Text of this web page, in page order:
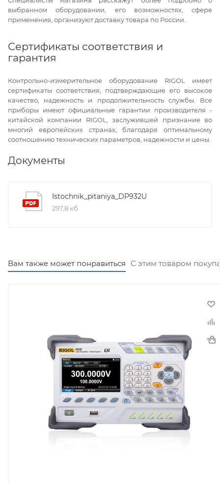
выбранном оборудовании, его возможностях, сфере
применения, организуют доставку товара по России.
Сертификаты соответствия и
гарантия
Контрольно-измерительное оборудование RIGOL имеет
сертификаты соответствия, подтверждающие его высокое
качество, надежность и продолжительность службы. Все
приборы имеют официальные гарантии производителя -
китайской компании RIGOL, заслужившей признание во
многий европейских странах, благодаря оптимальному
соотношению технических параметров, надежности и цены.
Документы
Istochnik_pitaniya_DP932U
297,8 кб
Вам также может понравиться С этим товаром